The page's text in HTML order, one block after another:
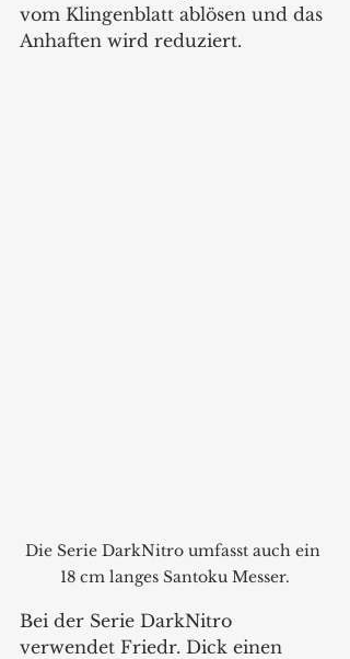
vom Klingenblatt ablösen und das
Anhaften wird reduziert.
Die Serie DarkNitro umfasst auch ein
18 cm langes Santoku Messer.
Bei der Serie DarkNitro
verwendet Friedr. Dick einen